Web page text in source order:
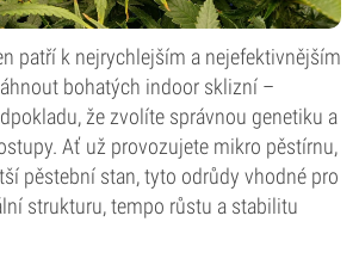
patří k nejrychlejším a nejefektivnějším
bohatých indoor sklizní –
že zvolíte správnou genetiku a
Ať už provozujete mikro pěstírnu,
pěstební stan, tyto odrůdy vhodné pro
strukturu, tempo růstu a stabilitu